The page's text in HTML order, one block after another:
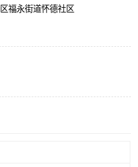
福永街道怀德社区